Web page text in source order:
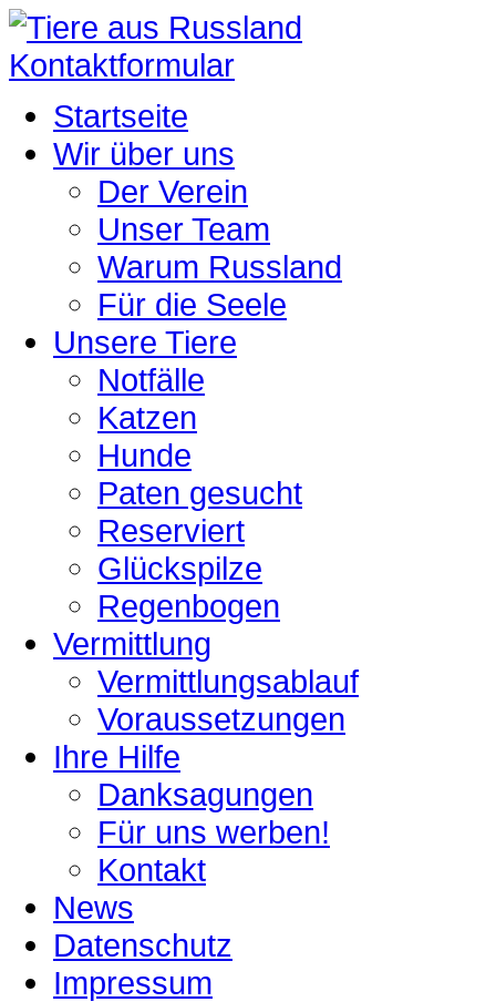
Kontaktformular
Startseite
Wir über uns
Der Verein
Unser Team
Warum Russland
Für die Seele
Unsere Tiere
Notfälle
Katzen
Hunde
Paten gesucht
Reserviert
Glückspilze
Regenbogen
Vermittlung
Vermittlungsablauf
Voraussetzungen
Ihre Hilfe
Danksagungen
Für uns werben!
Kontakt
News
Datenschutz
Impressum